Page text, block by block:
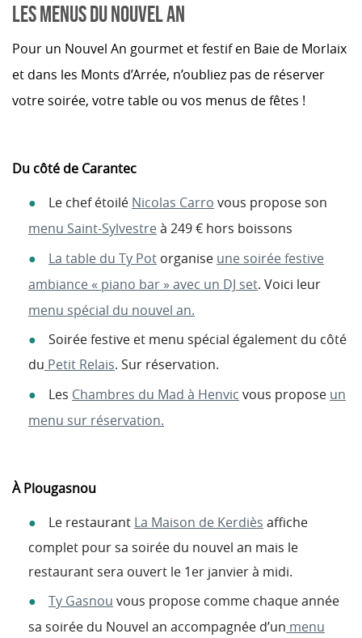
LES MENUS DU NOUVEL AN
Pour un Nouvel An gourmet et festif en Baie de Morlaix
et dans les Monts d’Arrée, n’oubliez pas de réserver
votre soirée, votre table ou vos menus de fêtes !
Du côté de Carantec
Le chef étoilé Nicolas Carro vous propose son
menu Saint-Sylvestreà 249 € hors boissons
La table du Ty Pot organise une soirée festive
ambiance « piano bar » avec un DJ set. Voici leur
menu spécial du nouvel an.
Soirée festive et menu spécial également du côté
du Petit Relais. Sur réservation.
Les Chambres du Mad à Henvic vous propose un
menu sur réservation.
À Plougasnou
Le restaurant La Maison de Kerdiès affiche
complet pour sa soirée du nouvel an mais le
restaurant sera ouvert le 1er janvier à midi.
Ty Gasnou vous propose comme chaque année
sa soirée du Nouvel an accompagnée d’un menu